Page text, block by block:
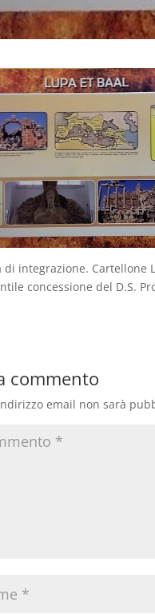
di integrazione. Cartellone
concessione del D.S.
commento
email non sarà